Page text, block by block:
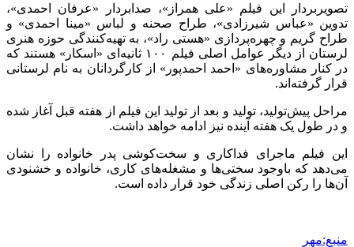
تصویربردار این فیلم «علی همراز»، صدابردار «عرفان احمدی»،
تدوین «عباس شیرزادی»، طراح صحنه و لباس «مینا احمدی» و
طراح گریم و چهره‌پردازی «هستی راد»، به تهیه‌کنندگی حوزه هنری
لرستان از دیگر عوامل اصلی فیلم ۱۰۰ ثانیه‌ای «اسکار» هستند که
در کنار مشاوره‌های «احمد احمدپور» از کارگردانان به نام لرستانی
قرار گرفته‌اند.
مراحل پیش‌تولید، تولید و بعد از تولید این فیلم از هفته قبل آغاز شده
و در طول یک هفته آینده نیز ادامه خواهد داشت.
این فیلم ماجرای فداکاری و سخت‌کوشی پدر خانواده را نشان
می‌دهد که باوجود سختی‌ها و مشغله‌های کاری، خانواده و خشنودی
آن‌ها را رکن اصلی زندگی خود قرار داده است.
منبع:مهر